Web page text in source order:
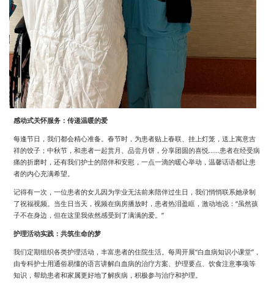
感动式关怀服务：传递温暖的爱
每逢节日，我们都会精心准备。春节时，为患者贴上春联、挂上灯笼，送上寓意吉
祥的饺子；中秋节，和患者一起赏月、品尝月饼，分享团圆的喜悦……患者在经受病
痛的折磨时，还有我们护士的陪伴和安慰，一点一滴的暖心举动，温馨话语都让患
者的内心充满希望。
记得有一次，一位患者的女儿因为学业无法前来陪伴过生日，我们悄悄联系她录制
了祝福视频。当生日当天，视频在病房播放时，患者热泪盈眶，激动地说：“虽然孩
子不在身边，但在这里我依然感受到了满满的爱。”
护理活动实践：共筑生命的梦
我们定期组织各类护理活动，丰富患者的住院生活。每周开展“白血病知识小课堂”，
由专科护士用通俗易懂的语言讲解白血病的治疗方案、护理要点、饮食注意事项等
知识，帮助患者和家属更好地了解疾病，积极参与治疗和护理。